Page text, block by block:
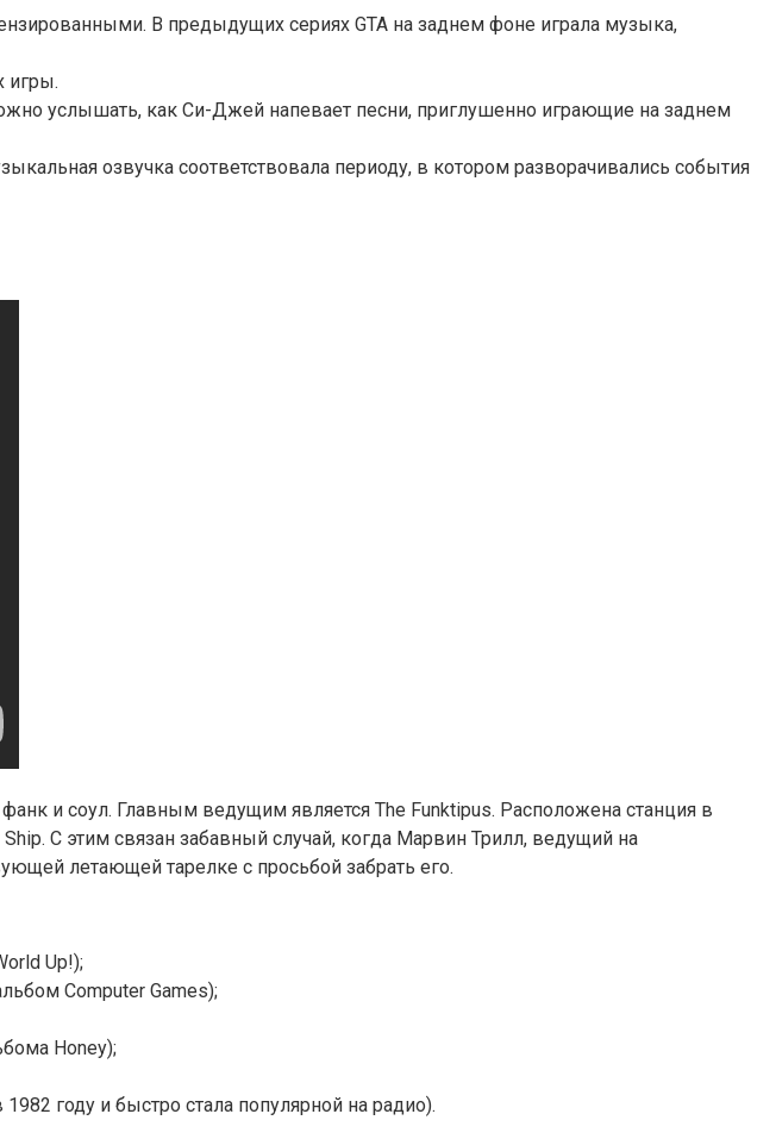
В предыдущих сериях GTA на заднем фоне играла музыка,
игры.
услышать, как Си-Джей напевает песни, приглушенно играющие на заднем
озвучка соответствовала периоду, в котором разворачивались события
и соул. Главным ведущим является The Funktipus. Расположена станция в
С этим связан забавный случай, когда Марвин Трилл, ведущий на
летающей тарелке с просьбой забрать его.
Up!);
Computer Games);
Honey);
году и быстро стала популярной на радио).